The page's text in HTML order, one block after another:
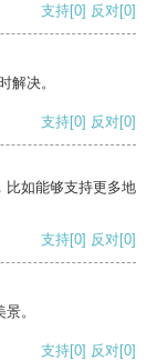
支持[0] 反对[0]
解决。
支持[0] 反对[0]
比如能够支持更多地
支持[0] 反对[0]
。
支持[0] 反对[0]